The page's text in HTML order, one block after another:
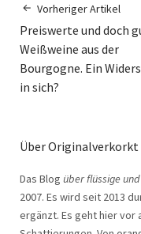
Vorheriger Artikel
Preiswerte und doch
Weißweine aus der
Bourgogne. Ein
in sich?
Über Originalverkorkt
Das Blog über flüssige
2007. Es wird seit 2013
ergänzt. Es geht hier vor